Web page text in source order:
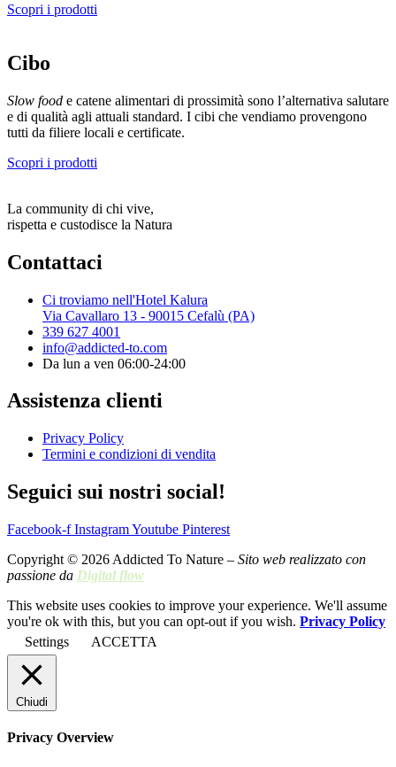
Scopri i prodotti
Cibo
Slow food e catene alimentari di prossimità sono l’alternativa salutare
e di qualità agli attuali standard. I cibi che vendiamo provengono
tutti da filiere locali e certificate.
Scopri i prodotti
La community di chi vive,
rispetta e custodisce la Natura
Contattaci
Ci troviamo nell'Hotel Kalura
Via Cavallaro 13 - 90015 Cefalù (PA)
339 627 4001
info@addicted-to.com
Da lun a ven 06:00-24:00
Assistenza clienti
Privacy Policy
Termini e condizioni di vendita
Seguici sui nostri social!
Facebook-f InstagramYoutube Pinterest
Copyright © 2026 Addicted To Nature – Sito web realizzato con
passione da Digital flow
This website uses cookies to improve your experience. We'll assume
you're ok with this, but you can opt-out if you wish. Privacy Policy
Settings
ACCETTA
Chiudi
Privacy Overview